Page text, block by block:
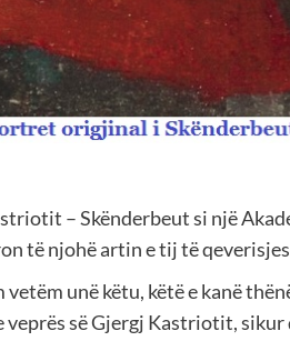
– Skënderbeut si një
të njohë artin e tij të
vetëm unë këtu, këtë e kanë
veprës së Gjergj Kastriotit,